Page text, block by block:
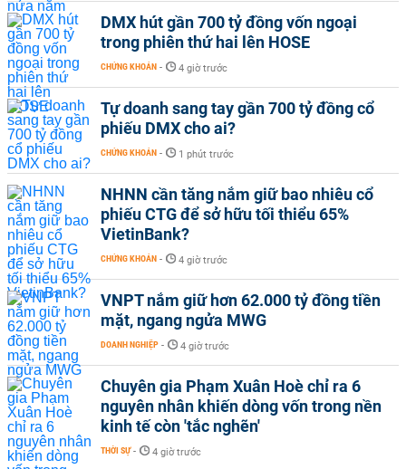
DMX hút gần 700 tỷ đồng vốn ngoại
trong phiên thứ hai lên HOSE
CHỨNG KHOÁN - 4 giờ trước
Tự doanh sang tay gần 700 tỷ đồng cổ
phiếu DMX cho ai?
CHỨNG KHOÁN - 1 phút trước
NHNN cần tăng nắm giữ bao nhiêu cổ
phiếu CTG để sở hữu tối thiểu 65%
VietinBank?
CHỨNG KHOÁN - 4 giờ trước
VNPT nắm giữ hơn 62.000 tỷ đồng tiền
mặt, ngang ngửa MWG
DOANH NGHIỆP - 4 giờ trước
Chuyên gia Phạm Xuân Hoè chỉ ra 6
nguyên nhân khiến dòng vốn trong nền
kinh tế còn 'tắc nghẽn'
THỜI SỰ - 4 giờ trước